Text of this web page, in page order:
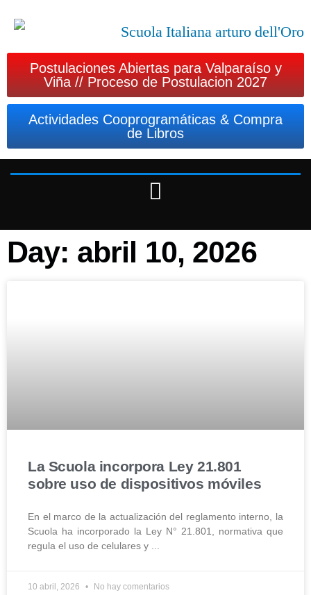
Postulaciones Abiertas para Valparaíso y
Viña // Proceso de Postulacion 2027
Actividades Cooprogramáticas & Compra
de Libros
Day: abril 10, 2026
La Scuola incorpora Ley 21.801
sobre uso de dispositivos móviles
En el marco de la actualización del reglamento interno, la
Scuola ha incorporado la Ley N° 21.801, normativa que
regula el uso de celulares y
10 abril, 2026 No hay comentarios